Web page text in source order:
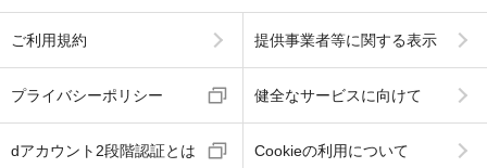
ご利用規約 提供事業者等に関する表示
プライバシーポリシー 健全なサービスに向けて
dアカウント2段階認証とは Cookieの利用について